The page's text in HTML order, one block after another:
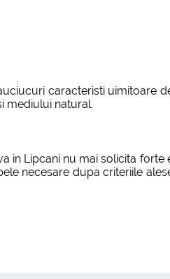
caracteristi uimitoare
mediului natural.
in Lipcani nu mai solicita
necesare dupa criteriile